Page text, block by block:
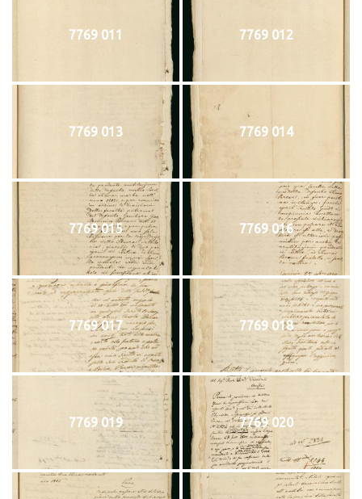
7769 011 7769 012
7769 013 7769 014
7769 015 7769 016
7769 017 7769 018
7769 019 7769 020